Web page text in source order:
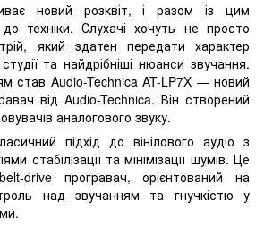
новий розквіт, і разом із цим
техніки. Слухачі хочуть не просто
який здатен передати характер
та найдрібніші нюанси звучання.
став Audio-Technica AT-LP7X — новий
від Audio-Technica. Він створений
аналогового звуку.
підхід до вінілового аудіо з
стабілізації та мінімізації шумів. Це
drive програвач, орієнтований на
над звучанням та гнучкістю у